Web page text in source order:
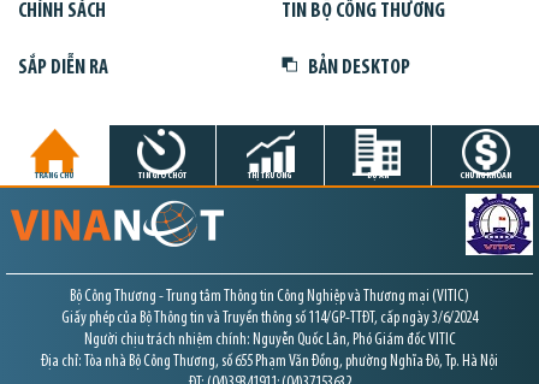
CHÍNH SÁCH TIN BỘ CÔNG THƯƠNG
SẮP DIỄN RA BẢN DESKTOP
TRANG CHỦ TIN GIỜ CHÓT THỊ TRƯỜNG DỰ ÁN CHỨNG KHOÁN
Bộ Công Thương - Trung tâm Thông tin Công Nghiệp và Thương mại (VITIC)
Giấy phép của Bộ Thông tin và Truyền thông số 114/GP-TTĐT, cấp ngày 3/6/2024
Người chịu trách nhiệm chính: Nguyễn Quốc Lân, Phó Giám đốc VITIC
Địa chỉ: Tòa nhà Bộ Công Thương, số 655 Phạm Văn Đồng, phường Nghĩa Đô, Tp. Hà Nội